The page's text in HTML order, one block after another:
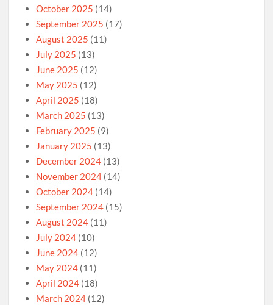
October 2025 (14)
September 2025 (17)
August 2025 (11)
July 2025 (13)
June 2025 (12)
May 2025 (12)
April 2025 (18)
March 2025 (13)
February 2025 (9)
January 2025 (13)
December 2024 (13)
November 2024 (14)
October 2024 (14)
September 2024 (15)
August 2024 (11)
July 2024 (10)
June 2024 (12)
May 2024 (11)
April 2024 (18)
March 2024 (12)